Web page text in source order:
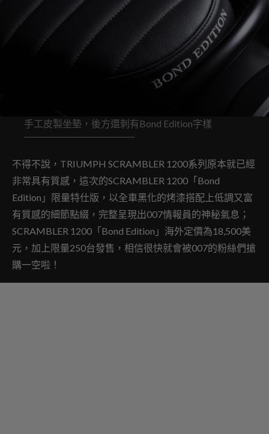
手工皮製坐墊，後方還刺有Bond Edition字樣
不得不說，TRIUMPH SCRAMBLER 1200系列原本就已經
非常具有質感，這次的SCRAMBLER 1200「Bond
Edition」限量特仕版，以全車黑化的烤漆搭配上低調又富
有質感的細節點綴，完整呈現出007情報員的神秘氣息；
SCRAMBLER 1200「Bond Edition」海外定價為18,500美
元，加上限量250台發售，相信很快就會被007的粉絲們搶
購一空啦！